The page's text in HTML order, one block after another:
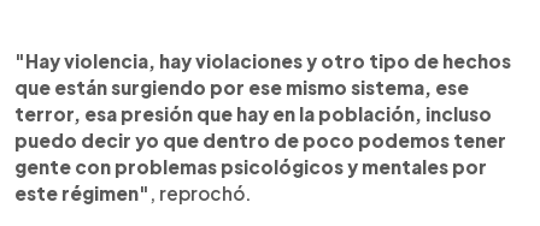
"Hay violencia, hay violaciones y otro tipo de hechos
que están surgiendo por ese mismo sistema, ese
terror, esa presión que hay en la población, incluso
puedo decir yo que dentro de poco podemos tener
gente con problemas psicológicos y mentales por
este régimen" , reprochó.